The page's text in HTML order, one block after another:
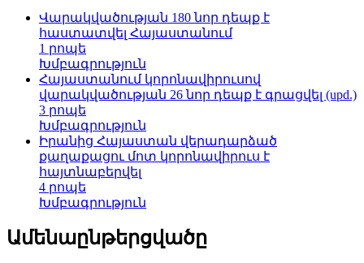
Վարակվածության 180 նոր դեպք է
հաստատվել Հայաստանում
1 րոպե
Խմբագրություն
Հայաստանում կորոնավիրուսով
վարակվածության 26 նոր դեպք է գրացվել (upd.)
3 րոպե
Խմբագրություն
Իրանից Հայաստան վերադարձած
քաղաքացու մոտ կորոնավիրուս է
հայտնաբերվել
4 րոպե
Խմբագրություն
Ամենաընթերցվածը